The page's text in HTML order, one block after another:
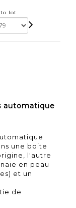
to lot
automatique
une boite
l'autre
en peau
et un
de